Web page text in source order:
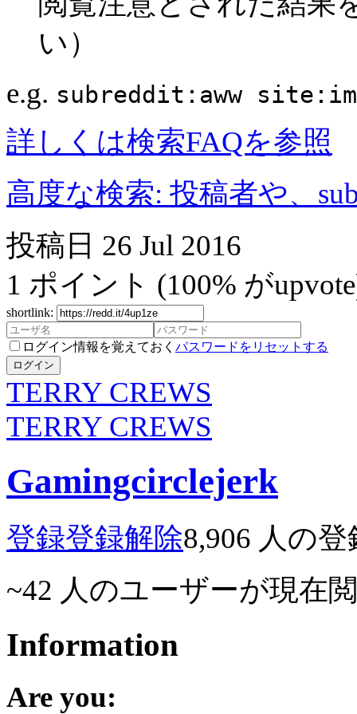
い）
e.g. subreddit:aww
詳しくは検索FAQを参照
高度な検索: 投稿者や、
投稿日 26 Jul 2016
1 ポイント (100% が
shortlink:
ログイン情報を覚えておく パスワードをリセットする
ログイン
TERRY CREWS
TERRY CREWS
Gamingcirclejerk
登録登録解除8,906 人の登
~42 人のユーザーが現在
Information
Are you: